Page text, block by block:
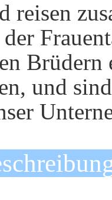
reisen
Brüdern
und